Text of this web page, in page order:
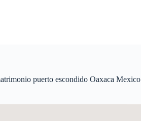
puerto escondido Oaxaca Mexico